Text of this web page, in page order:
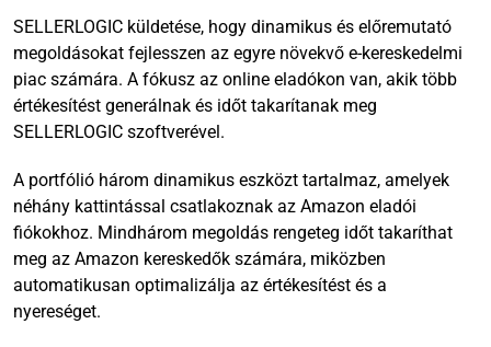
SELLERLOGIC küldetése, hogy dinamikus és előremutató
megoldásokat fejlesszen az egyre növekvő e-kereskedelmi
piac számára. A fókusz az online eladókon van, akik több
értékesítést generálnak és időt takarítanak meg
SELLERLOGIC szoftverével.
A portfólió három dinamikus eszközt tartalmaz, amelyek
néhány kattintással csatlakoznak az Amazon eladói
fiókokhoz. Mindhárom megoldás rengeteg időt takaríthat
meg az Amazon kereskedők számára, miközben
automatikusan optimalizálja az értékesítést és a
nyereséget.